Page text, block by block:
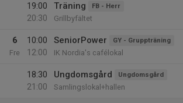
19:00
20:30
Träning FB - Herr
Grillbyfältet
6
Fre
10:00
12:00
SeniorPower GY - Gruppträning
IK Nordia's cafélokal
18:30
21:00
Ungdomsgård Ungdomsgård
Samlingslokal+hallen